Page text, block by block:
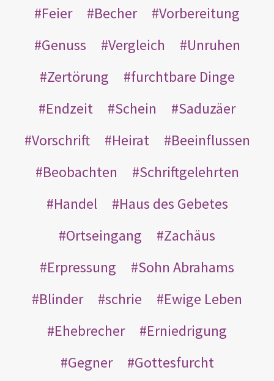
Feier
Becher
Vorbereitung
Genuss
Vergleich
Unruhen
Zertörung
furchtbare Dinge
Endzeit
Schein
Saduzäer
Vorschrift
Heirat
Beeinflussen
Beobachten
Schriftgelehrten
Handel
Haus des Gebetes
Ortseingang
Zachäus
Erpressung
Sohn Abrahams
Blinder
schrie
Ewige Leben
Ehebrecher
Erniedrigung
Gegner
Gottesfurcht